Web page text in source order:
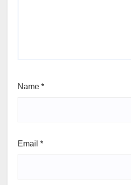
Name *
Email *